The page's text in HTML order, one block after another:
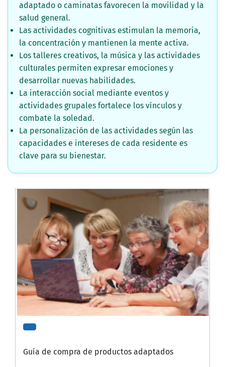
adaptado o caminatas favorecen la movilidad y la
salud general.
Las actividades cognitivas estimulan la memoria,
la concentración y mantienen la mente activa.
Los talleres creativos, la música y las actividades
culturales permiten expresar emociones y
desarrollar nuevas habilidades.
La interacción social mediante eventos y
actividades grupales fortalece los vínculos y
combate la soledad.
La personalización de las actividades según las
capacidades e intereses de cada residente es
clave para su bienestar.
Guía de compra de productos adaptados